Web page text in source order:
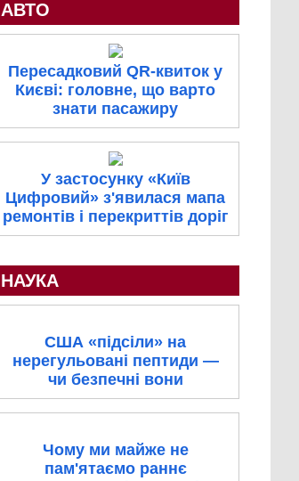
АВТО
Пересадковий QR-квиток у
Києві: головне, що варто
знати пасажиру
У застосунку «Київ
Цифровий» з'явилася мапа
ремонтів і перекриттів доріг
НАУКА
США «підсіли» на
нерегульовані пептиди —
чи безпечні вони
Чому ми майже не
пам'ятаємо раннє